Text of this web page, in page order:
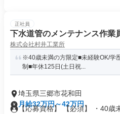
正社員
下水道管のメンテナンス作業
株式会社村井工業所
※40歳未満の方限定■未経験OK/学
制■年休125日(土日祝...
埼玉県三郷市花和田
月給32万円～42万円
【応募資格】 【必須】 ・40歳